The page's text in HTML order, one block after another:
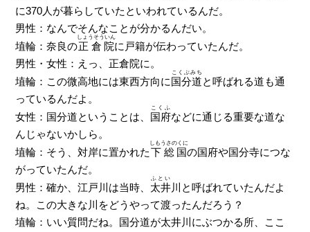
に370人が暮らしていたといわれているんだ。
男性：なんでそんなことが分かるんだい。
埴輪：奈良の正倉院
しょうそういん
に戸籍が伝わっていたんだ。
男性・女性：えっ、正倉院に。
埴輪：この微高地には東西方向に国分道
こくぶみち
と呼ばれる道も通
っているんだよ。
女性：国分道ということは、 国府
こくふ
などに通じる重要な道な
んじゃないかしら。
埴輪：そう、対岸に置かれた下総国
しもうさのくに
の国府や国分寺につな
がっていたんだ。
男性：確か、江戸川は当時、 太井
ふとい
川と呼ばれていたんだよ
ね。この大きな川をどうやって渡ったんだろう？
埴輪：いい質問だね。国分道が太井川にぶつかる所、ここ